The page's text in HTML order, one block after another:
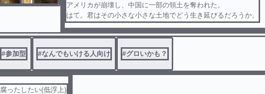
アメリカが崩壊し、中国に一部の領土を奪われた。
はて。君はその小さな小さな土地でどう生き延びるだろうか。
裏切りか、共食いか。はたまた.....
参加型です。
#参加型 #なんでもいける人向け #グロいかも？
腐ったしたい(低浮上)